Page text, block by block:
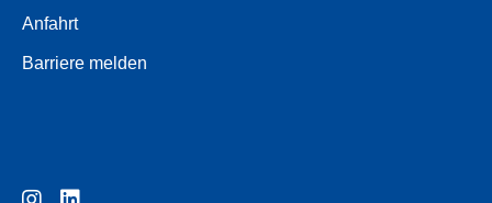
Anfahrt
Barriere melden